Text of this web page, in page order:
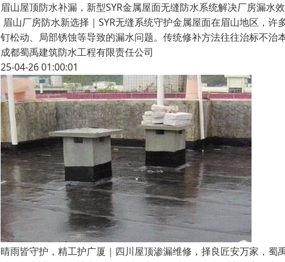
眉山屋顶防水补漏，新型SYR金属屋面无缝防水系统解决厂房漏水效
眉山厂房防水新选择｜SYR无缝系统守护金属屋面在眉山地区，
钉松动、局部锈蚀等导致的漏水问题。传统修补方法往往治标不治
成都蜀禹建筑防水工程有限责任公司
25-04-26 01:00:01
晴雨皆守护，精工护广厦｜四川屋顶渗漏维修，择良匠安万家，蜀